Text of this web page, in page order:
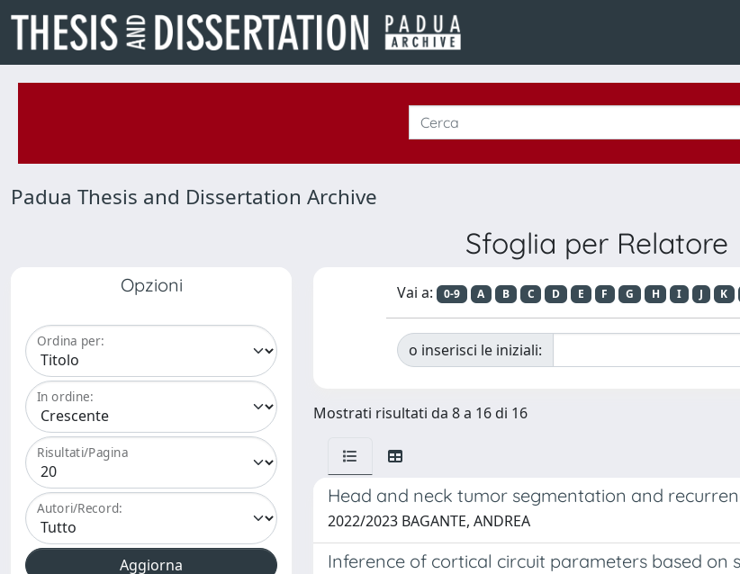
Padua Thesis and Dissertation Archive
Sfoglia per Relatore
Opzioni
Ordina per:
In ordine:
Risultati/Pagina
Autori/Record:
Vai a: 0-9 A B C D E F G H I J K
o inserisci le iniziali:
Mostrati risultati da 8 a 16 di 16
Head and neck tumor segmentation and
2022/2023 BAGANTE, ANDREA
Inference of cortical circuit parameters based